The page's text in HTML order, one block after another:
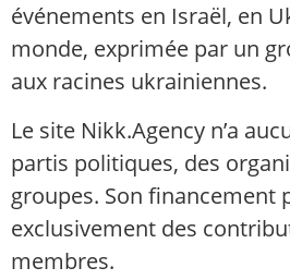
événements en Israël, en
monde, exprimée par un
aux racines ukrainiennes.
Le site Nikk.Agency n’a
partis politiques, des
groupes. Son financement
exclusivement des
membres.